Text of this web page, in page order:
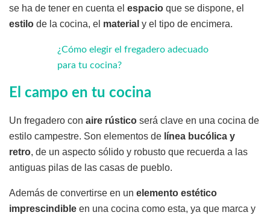
se ha de tener en cuenta el espacio que se dispone, el
estilo de la cocina, el material y el tipo de encimera.
¿Cómo elegir el fregadero adecuado
para tu cocina?
El campo en tu cocina
Un fregadero con aire rústico será clave en una cocina de
estilo campestre. Son elementos de línea bucólica y
retro, de un aspecto sólido y robusto que recuerda a las
antiguas pilas de las casas de pueblo.
Además de convertirse en un elemento estético
imprescindible en una cocina como esta, ya que marca y